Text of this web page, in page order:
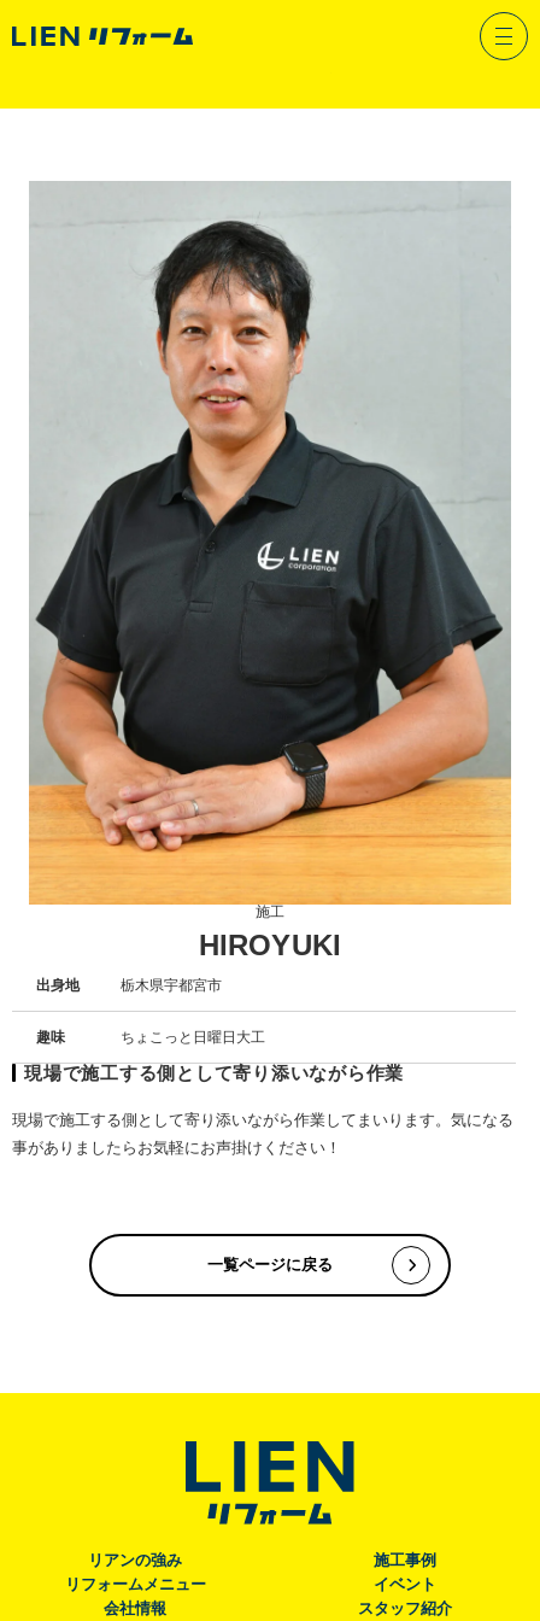
施工
HIROYUKI
出身地 栃木県宇都宮市
趣味 ちょこっと日曜日大工
現場で施工する側として寄り添いながら作業
現場で施工する側として寄り添いながら作業してまいります。気になる
事がありましたらお気軽にお声掛けください！
一覧ページに戻る
リアンの強み
施工事例
リフォームメニュー
イベント
会社情報
スタッフ紹介